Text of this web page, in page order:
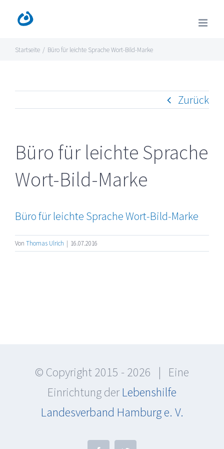
Inhalt
springen
Startseite / Büro für leichte Sprache Wort-Bild-Marke
Zurück
Büro für leichte Sprache
Wort-Bild-Marke
Büro für leichte Sprache Wort-Bild-Marke
Von Thomas Ulrich | 16.07.2016
© Copyright 2015 -2026 | Eine
Einrichtung derLebenshilfe
Landesverband Hamburg e. V.